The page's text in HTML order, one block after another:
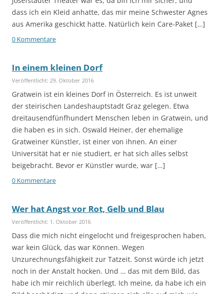
dass ich ein Kleid anhatte, das mir meine Schwester Agnes
aus Amerika geschickt hatte. Natürlich kein Care-Paket […]
0 Kommentare
In einem kleinen Dorf
Veröffentlicht: 29. Oktober 2016
Gratwein ist ein kleines Dorf in Österreich. Es ist unweit
der steirischen Landeshauptstadt Graz gelegen. Etwa
dreitausendfünfhundert Menschen leben in Gratwein, und
die haben es in sich. Oswald Heiner, der ehemalige
Gratweiner Künstler, ist einer von ihnen. An einer
Universität hat er nie studiert, er hat sich alles selbst
beigebracht. Bevor er Künstler wurde, war […]
0 Kommentare
Wer hat Angst vor Rot, Gelb und Blau
Veröffentlicht: 1. Oktober 2016
Dass die mich nicht eingelocht und freigesprochen haben,
war kein Glück, das war Können. Wegen
Unzurechnungsfähigkeit zur Tatzeit. Sonst würde ich jetzt
noch in der Anstalt hocken. Und … das mit dem Bild, das
habe ich mir reichlich überlegt. Ich meine, da habe ich ein